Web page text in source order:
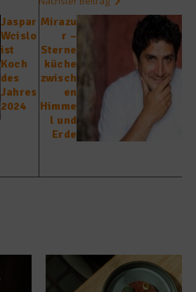
Jaspar
Wcislo
ist
Koch
des
Jahres
2024
Mirazu
r –
Sterne
küche
zwisch
en
Himme
l und
Erde